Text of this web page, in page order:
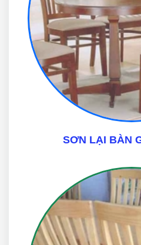
SƠN LẠI BÀN